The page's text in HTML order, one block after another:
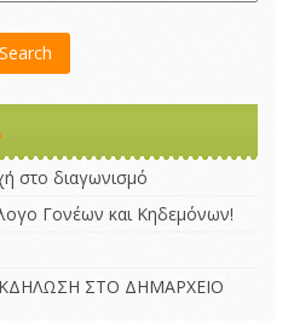
στο διαγωνισμό
Γονέων και Κηδεμόνων!
ΣΤΟ ΔΗΜΑΡΧΕΙΟ